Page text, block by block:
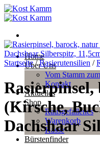
Zum
Inhalt
Home
Über Uns
Vom Stamm
Kontakt
Aktuelles
Shop
Rausgefallenes
Warenkorb
Kasse
Bürstenfinder
Startseite / Rasierutensilien /
(Kirsche,
Dachshaar